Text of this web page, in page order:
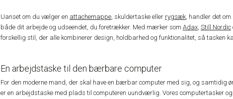
Uanset om du vælger en attachemappe, skuldertaske eller rygsæk, handler det
både dit arbejde og udseendet, du foretrækker. Med mærker som Adax, Still Nordic
forskellig stil, der alle kombinerer design, holdbarhed og funktionalitet, så tasken
En arbejdstaske til den bærbare computer
For den moderne mand, der skal have en bærbar computer med sig, og samtidig
er en arbejdstaske med plads til computeren uundværlig. Vores computertasker